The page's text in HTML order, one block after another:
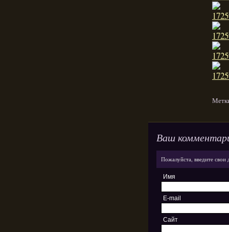
Ваш
Пожалуйста, введите
Имя
E-mail
Сайт